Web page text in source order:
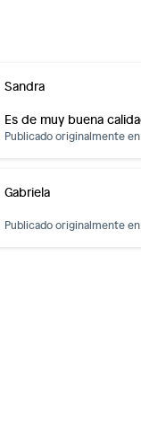
Sandra
Publicado originalmente
Gabriela
Publicado originalmente